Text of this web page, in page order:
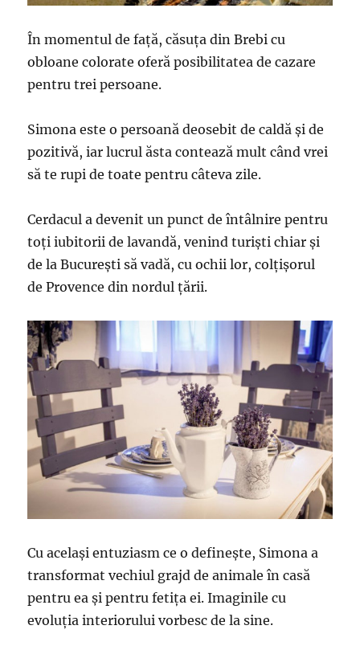
În momentul de față, căsuța din Brebi cu
obloane colorate oferă posibilitatea de cazare
pentru trei persoane.
Simona este o persoană deosebit de caldă și de
pozitivă, iar lucrul ăsta contează mult când vrei
să te rupi de toate pentru câteva zile.
Cerdacul a devenit un punct de întâlnire pentru
toți iubitorii de lavandă, venind turiști chiar și
de la București să vadă, cu ochii lor, colțișorul
de Provence din nordul țării.
Cu același entuziasm ce o definește, Simona a
transformat vechiul grajd de animale în casă
pentru ea și pentru fetița ei. Imaginile cu
evoluția interiorului vorbesc de la sine.